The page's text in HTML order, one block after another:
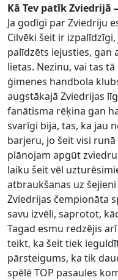
Kā Tev patīk Zviedrijā
Ja godīgi par Zviedriju
Cilvēki šeit ir
palīdzēts iejusties, gan
lietas. Nezinu, vai tas
ģimenes handbola
augstākajā Zviedrijas
fanātisma rēķina gan
svarīgi bija, tas, ka jau
barjeru, jo šeit visi
plānojam apgūt
laiku šeit vēl
atbraukšanas uz
Zviedrijas čempionāta
savu izvēli, saprotot,
Tagad esmu redzējis
teikt, ka šeit tiek
pārsteigums, ka tik
spēlē TOP pasaules